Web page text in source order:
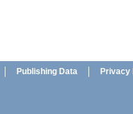
Publishing Data Privacy